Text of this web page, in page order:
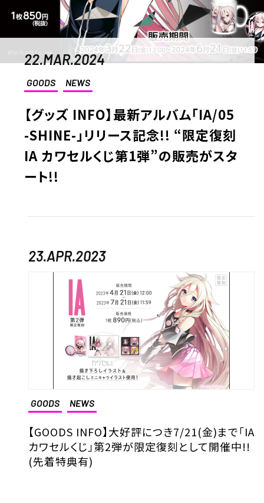
22.MAR.2024
GOODS NEWS
【グッズ INFO】最新アルバム「IA/05
-SHINE-」リリース記念!! “限定復刻
IA カワセルくじ第1弾”の販売がスタ
ート!!
23.APR.2023
GOODS NEWS
【GOODS INFO】大好評につき7/21(金)まで「IA
カワセルくじ」第2弾が限定復刻として開催中!!
(先着特典有)